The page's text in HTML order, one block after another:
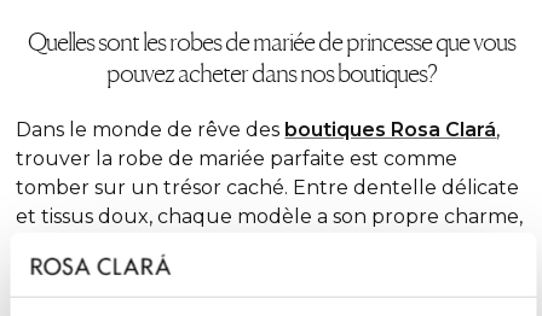
Quelles sont les robes de mariée de princesse que vous
pouvez acheter dans nos boutiques?
Dans le monde de rêve des boutiques Rosa Clará,
trouver la robe de mariée parfaite est comme
tomber sur un trésor caché. Entre dentelle délicate
et tissus doux, chaque modèle a son propre charme,
qui convient si bien à la réalisation des rêves de nos
mariées.